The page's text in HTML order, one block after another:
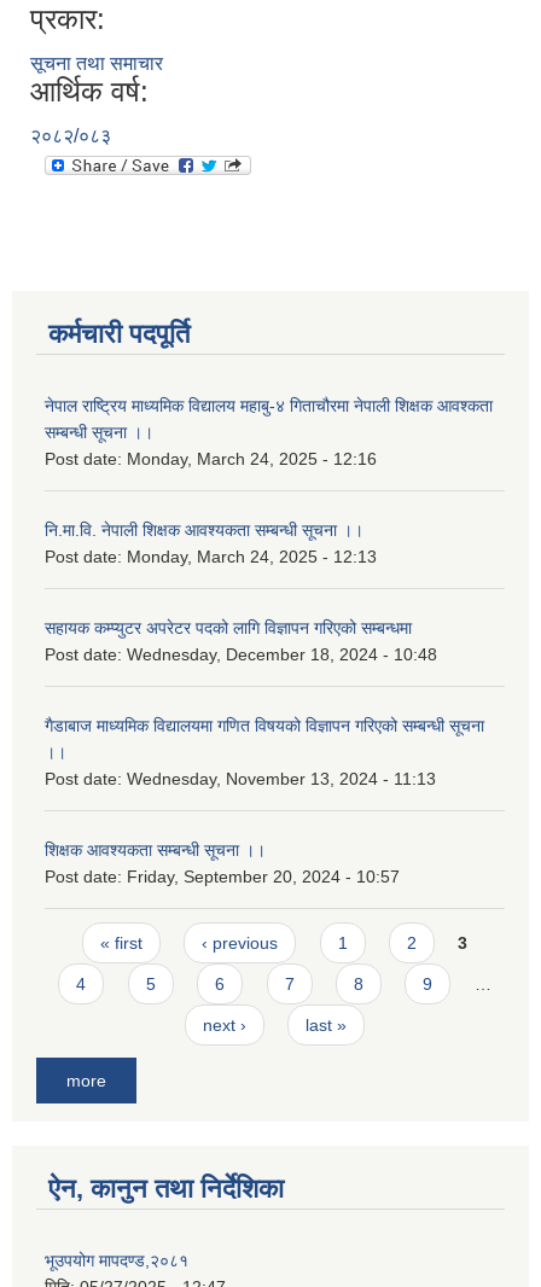
प्रकार:
सूचना तथा समाचार
आर्थिक वर्ष:
२०८२/०८३
कर्मचारी पदपूर्ति
नेपाल राष्ट्रिय माध्यमिक विद्यालय महाबु-४ गिताचौरमा नेपाली शिक्षक आवश्कता
सम्बन्धी सूचना ।।
Post date: Monday, March 24, 2025 - 12:16
नि.मा.वि. नेपाली शिक्षक आवश्यकता सम्बन्धी सूचना ।।
Post date: Monday, March 24, 2025 - 12:13
सहायक कम्प्युटर अपरेटर पदको लागि विज्ञापन गरिएको सम्बन्धमा
Post date: Wednesday, December 18, 2024 - 10:48
गैडाबाज माध्यमिक विद्यालयमा गणित विषयको विज्ञापन गरिएको सम्बन्धी सूचना
।।
Post date: Wednesday, November 13, 2024 - 11:13
शिक्षक आवश्यकता सम्बन्धी सूचना ।।
Post date: Friday, September 20, 2024 - 10:57
Pages
« first ‹ previous 1 2 3
4 5 6 7 8 9
next › last »
more
ऐन, कानुन तथा निर्देशिका
भूउपयोग मापदण्ड,२०८१